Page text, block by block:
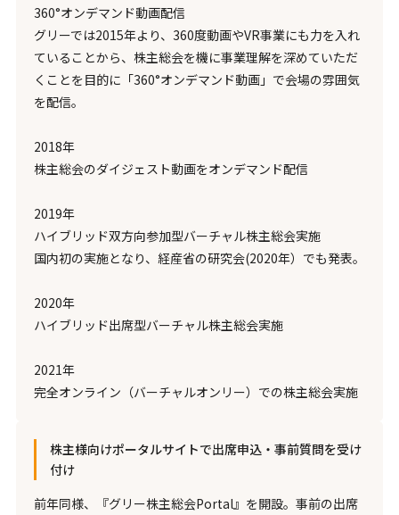
360°オンデマンド動画配信
グリーでは2015年より、360度動画やVR事業にも力を入れ
ていることから、株主総会を機に事業理解を深めていただ
くことを目的に「360°オンデマンド動画」で会場の雰囲気
を配信。
2018年
株主総会のダイジェスト動画をオンデマンド配信
2019年
ハイブリッド双方向参加型バーチャル株主総会実施
国内初の実施となり、経産省の研究会(2020年）でも発表。
2020年
ハイブリッド出席型バーチャル株主総会実施
2021年
完全オンライン（バーチャルオンリー）での株主総会実施
株主様向けポータルサイトで出席申込・事前質問を受け
付け
前年同様、『グリー株主総会Portal』を開設。事前の出席